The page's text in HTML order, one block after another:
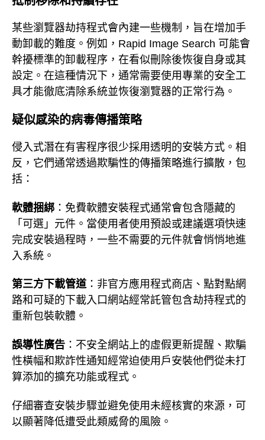
某些瀏覽器劫持程式會內建一些機制，旨在增加手
動卸載的難度。例如，Rapid Image Search 可能會
幹擾標準的卸載程序，在看似刪除後恢復自身或其
設定。在這種情況下，通常需要使用專業的安全工
具才能徹底清除系統並恢復瀏覽器的正常行為。
疑似感染的病毒傳播策略
侵入式潛在有害程序很少採用透明的安裝方式。相
反，它們通常透過欺騙性的傳播策略進行擴散，包
括：
軟體捆綁 ：免費軟體安裝程式通常會包含隱藏的
「可選」元件。當使用者使用預設或建議選項快速
完成安裝過程時，一些不需要的元件就會悄悄地進
入系統。
第三方下載管道：非官方應用程式商店、點對點網
路和可疑的下載入口網站經常託管包含劫持程式的
重新包裝軟體。
誤導性廣告 ：不安全網站上的虛假更新提醒、欺騙
性橫幅和欺詐性通知經常迫使用戶安裝他們從未打
算添加的擴充功能或程式。
仔細審查安裝步驟並避免使用未經核實的來源，可
以顯著降低遭受此類威脅的風險。